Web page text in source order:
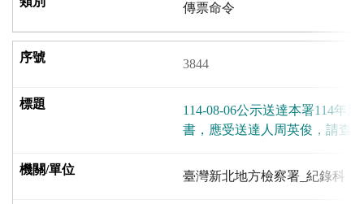
傳票命令
3844
114-08-06公示送達本署114年
書，應受送達人周英俊，請查
臺灣新北地方檢察署_紀錄科